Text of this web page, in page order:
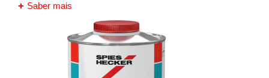
Saber mais